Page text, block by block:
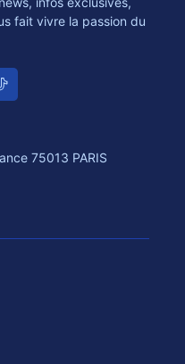
fait vivre la passion du
75013 PARIS